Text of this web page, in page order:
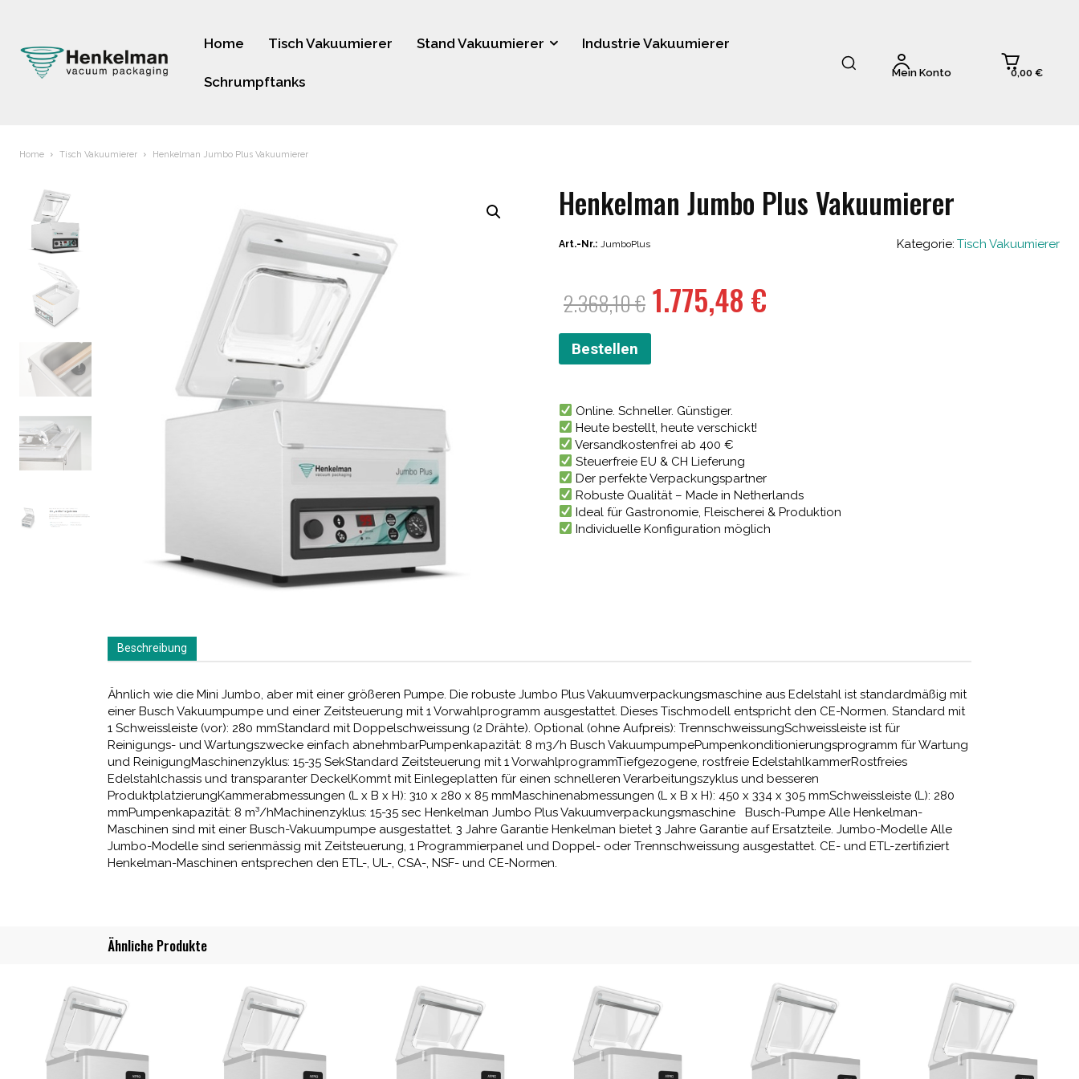
Home Tisch Vakuumierer Stand Vakuumierer Industrie Vakuumierer
Schrumpftanks
Mein Konto 0,00 €
Home Tisch Vakuumierer Henkelman Jumbo Plus Vakuumierer
Henkelman Jumbo Plus Vakuumierer
Art.-Nr.: JumboPlus Kategorie: Tisch Vakuumierer
2.368,10€ Ursprünglicher
Preis
1.775,48 €
Bestellen
Online. Schneller. Günstiger.
Heute bestellt, heute verschickt!
Versandkostenfrei ab 400 €
Steuerfreie EU & CH Lieferung
Der perfekte Verpackungspartner
Robuste Qualität – Made in Netherlands
Ideal für Gastronomie, Fleischerei & Produktion
Individuelle Konfiguration möglich
Beschreibung
Ähnlich wie die Mini Jumbo, aber mit einer größeren Pumpe. Die robuste Jumbo Plus Vakuumverpackungsmaschine aus Edelstahl ist standardmäßig mit
einer Busch Vakuumpumpe und einer Zeitsteuerung mit 1 Vorwahlprogramm ausgestattet. Dieses Tischmodell entspricht den CE-Normen. Standard mit
1 Schweissleiste (vor): 280 mmStandard mit Doppelschweissung (2 Drähte). Optional (ohne Aufpreis): TrennschweissungSchweissleiste ist für
Reinigungs- und Wartungszwecke einfach abnehmbarPumpenkapazität: 8 m3/h Busch VakuumpumpePumpenkonditionierungsprogramm für Wartung
und ReinigungMaschinenzyklus: 15-35 SekStandard Zeitsteuerung mit 1 VorwahlprogrammTiefgezogene, rostfreie EdelstahlkammerRostfreies
Edelstahlchassis und transparanter DeckelKommt mit Einlegeplatten für einen schnelleren Verarbeitungszyklus und besseren
ProduktplatzierungKammerabmessungen (L x B x H): 310 x 280 x 85 mmMaschinenabmessungen (L x B x H): 450 x 334 x 305 mmSchweissleiste (L): 280
mmPumpenkapazität: 8 m³/hMachinenzyklus: 15-35 sec Henkelman Jumbo Plus Vakuumverpackungsmaschine Busch-Pumpe Alle Henkelman-
Maschinen sind mit einer Busch-Vakuumpumpe ausgestattet. 3 Jahre Garantie Henkelman bietet 3 Jahre Garantie auf Ersatzteile. Jumbo-Modelle Alle
Jumbo-Modelle sind serienmässig mit Zeitsteuerung, 1 Programmierpanel und Doppel- oder Trennschweissung ausgestattet. CE- und ETL-zertifiziert
Henkelman-Maschinen entsprechen den ETL-, UL-, CSA-, NSF- und CE-Normen.
Ähnliche Produkte